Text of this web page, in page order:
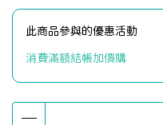
此商品參與的優惠活動
消費滿額結帳加價購